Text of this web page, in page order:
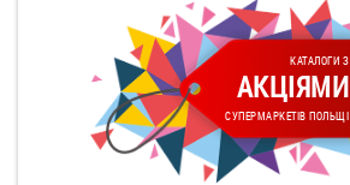
КАТАЛОГИ З
АКЦІЯМИ
СУПЕРМАРКЕТІВ ПОЛЬЩІ